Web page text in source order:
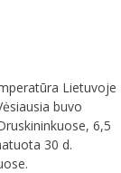
Lietuvoje
buvo
6,5
30 d.